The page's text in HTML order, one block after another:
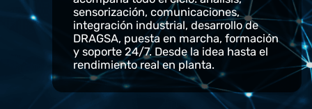
Digitalización llave en